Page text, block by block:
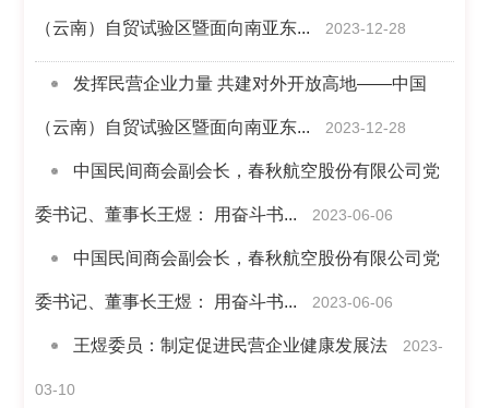
（云南）自贸试验区暨面向南亚东... 2023-12-28
发挥民营企业力量 共建对外开放高地——中国
（云南）自贸试验区暨面向南亚东... 2023-12-28
中国民间商会副会长，春秋航空股份有限公司党
委书记、董事长王煜： 用奋斗书... 2023-06-06
中国民间商会副会长，春秋航空股份有限公司党
委书记、董事长王煜： 用奋斗书... 2023-06-06
王煜委员：制定促进民营企业健康发展法 2023-
03-10